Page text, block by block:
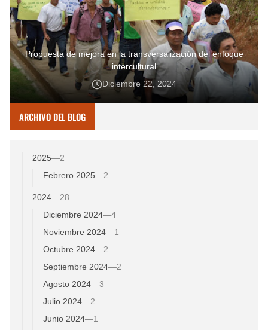
Propuesta de mejora en la transversalización del enfoque
intercultural
Diciembre 22, 2024
ARCHIVO DEL BLOG
2025—2
Febrero 2025—2
2024—28
Diciembre 2024—4
Noviembre 2024—1
Octubre 2024—2
Septiembre 2024—2
Agosto 2024—3
Julio 2024—2
Junio 2024—1